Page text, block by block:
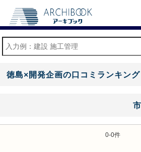
徳島×開発企画の口コミランキング
0-0件